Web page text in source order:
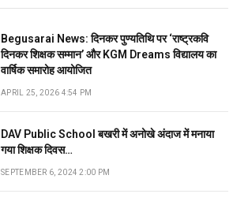
Begusarai News: दिनकर पुण्यतिथि पर ‘राष्ट्रकवि
दिनकर शिक्षक सम्मान’ और KGM Dreams विद्यालय का
वार्षिक समारोह आयोजित
APRIL 25, 2026 4:54 PM
DAV Public School बखरी में अनोखे अंदाज में मनाया
गया शिक्षक दिवस…
SEPTEMBER 6, 2024 2:00 PM